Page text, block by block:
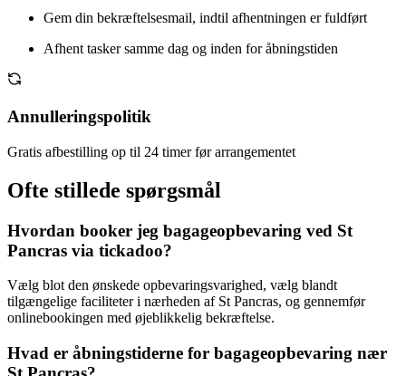
Gem din bekræftelsesmail, indtil afhentningen er fuldført
Afhent tasker samme dag og inden for åbningstiden
Annulleringspolitik
Gratis afbestilling op til 24 timer før arrangementet
Ofte stillede spørgsmål
Hvordan booker jeg bagageopbevaring ved St
Pancras via tickadoo?
Vælg blot den ønskede opbevaringsvarighed, vælg blandt
tilgængelige faciliteter i nærheden af St Pancras, og gennemfør
onlinebookingen med øjeblikkelig bekræftelse.
Hvad er åbningstiderne for bagageopbevaring nær